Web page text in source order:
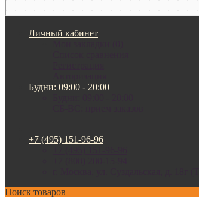
Личный кабинет
Будни: 09:00 - 20:00
+7 (495) 151-96-96
Поиск товаров